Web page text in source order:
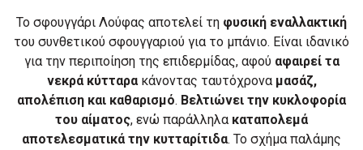
Το σφουγγάρι Λούφας αποτελεί τη φυσική εναλλακτική
του συνθετικού σφουγγαριού για το μπάνιο. Είναι ιδανικό
για την περιποίηση της επιδερμίδας, αφού αφαιρεί τα
νεκρά κύτταρακάνοντας ταυτόχρονα μασάζ,
απολέπιση και καθαρισμό. Βελτιώνει την κυκλοφορία
του αίματος, ενώ παράλληλα καταπολεμά
αποτελεσματικά την κυτταρίτιδα. Το σχήμα παλάμης